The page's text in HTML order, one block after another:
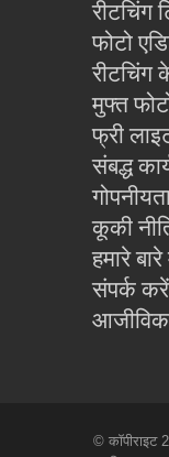
रीटचिंग
फोटो
रीटचिंग
मुफ्त
फ्री
संबद्ध
कूकी
हमारे
संपर्क करें
© कॉपीराइट